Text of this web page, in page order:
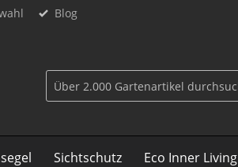
Blog
Sichtschutz Eco Inner Living